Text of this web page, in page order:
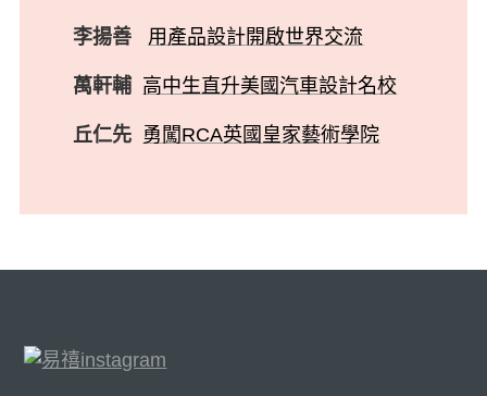
李揚善 用產品設計開啟世界交流
萬軒輔 高中生直升美國汽車設計名校
丘仁先 勇闖RCA英國皇家藝術學院